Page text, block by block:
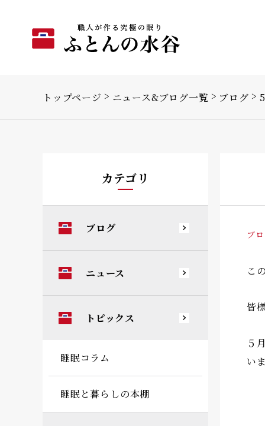
トップページ ニュース&ブログ一覧 ブログ
ブ
こ
皆
５
い
カテゴリ
ブログ
ニュース
トピックス
睡眠コラム
睡眠と暮らしの本棚